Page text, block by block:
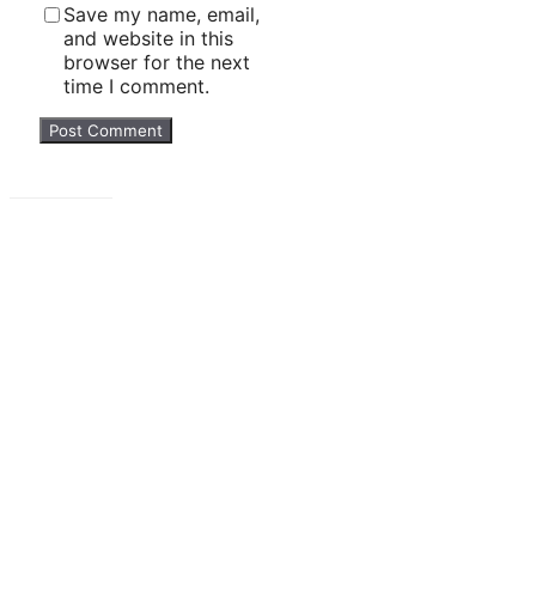
Save my name, email,
and website in this
browser for the next
time I comment.